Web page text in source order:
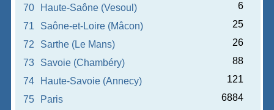
70
Haute-Saône (Vesoul)
6
71
Saône-et-Loire (Mâcon)
25
72
Sarthe (Le Mans)
26
73
Savoie (Chambéry)
88
74
Haute-Savoie (Annecy)
121
75
Paris
6884